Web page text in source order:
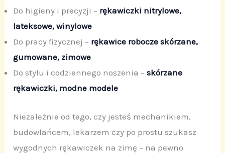
Do higieny i precyzji – rękawiczki nitrylowe,
lateksowe, winylowe
Do pracy fizycznej – rękawice robocze skórzane,
gumowane, zimowe
Do stylu i codziennego noszenia –skórzane
rękawiczki, modne modele
Niezależnie od tego, czy jesteś mechanikiem,
budowlańcem, lekarzem czy po prostu szukasz
wygodnych rękawiczek na zimę – na pewno